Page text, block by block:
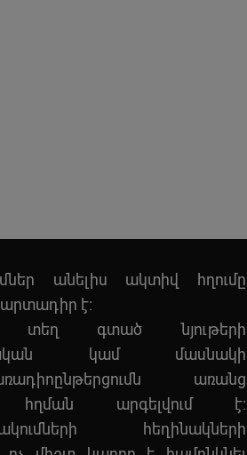
անելիս ակտիվ հղումը
է:
տեղ գտած նյութերի
կամ մասնակի
առանց
հղման արգելվում է:
հեղինակների